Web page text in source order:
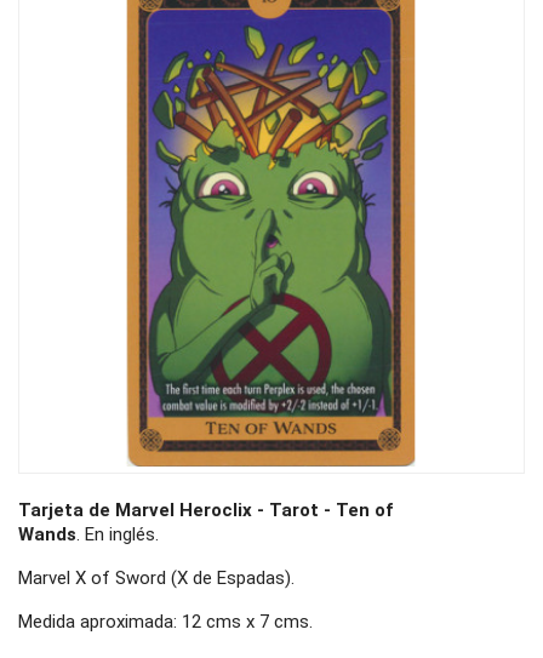
Tarjeta de Marvel Heroclix - Tarot - Ten of
Wands. En inglés.
Marvel X of Sword (X de Espadas).
Medida aproximada: 12 cms x 7 cms.